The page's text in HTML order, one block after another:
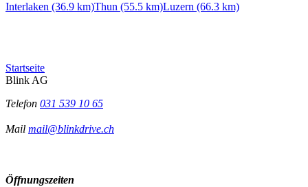
Interlaken (36.9 km)Thun (55.5 km)Luzern (66.3 km)
Startseite
Blink AG
Telefon 031 539 10 65
Mail mail@blinkdrive.ch
Öffnungszeiten